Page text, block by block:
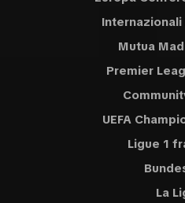
Internazionali
Mutua
Premier
UEFA
Ligue 1
La